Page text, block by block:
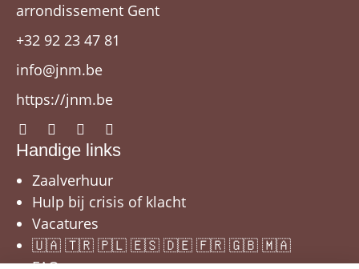
arrondissement Gent
+32 92 23 47 81
info@jnm.be
https://jnm.be
Handige links
Zaalverhuur
Hulp bij crisis of klacht
Vacatures
🇺🇦 🇹🇷 🇵🇱 🇪🇸 🇩🇪 🇫🇷 🇬🇧 🇲🇦